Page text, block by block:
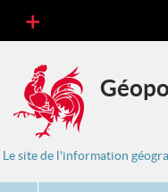
Le site de l'information